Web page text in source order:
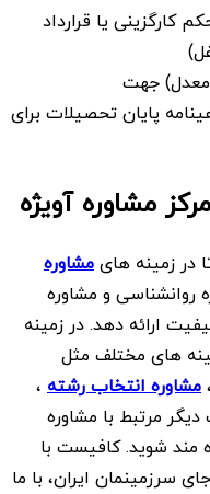
یا قرارداد
معدل) جهت
پایان تحصیلات برای
مشاوره آویژه
در زمینه هایمشاوره
روانشناسی و مشاوره
ارائه دهد. در زمینه
های مختلف مثل
مشاوره انتخاب رشته ،
مرتبط با مشاوره
مند شوید. کافیست با
سرزمینمان ایران، با ما